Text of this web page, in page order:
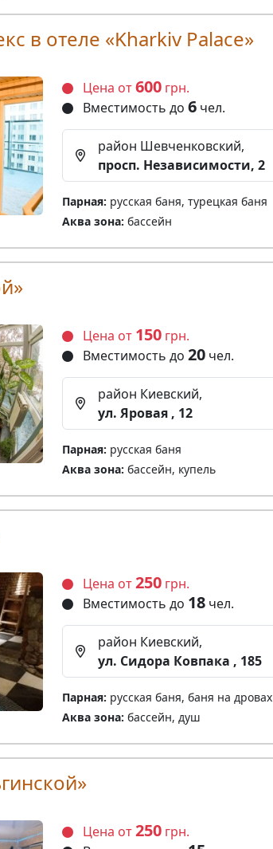
в отеле «Kharkiv Palace»
Цена от600грн.
Вместимость до 6чел.
район Шевченковский,
просп. Независимости, 2
Парная: русская баня, турецкая баня
Аква зона: бассейн
Цена от 150грн.
Вместимость до 20чел.
район Киевский,
ул. Яровая , 12
Парная: русская баня
Аква зона: бассейн, купель
Цена от250грн.
Вместимость до 18чел.
район Киевский,
ул. Сидора Ковпака , 185
Парная: русская баня, баня на дровах
Аква зона: бассейн, душ
Цена от250грн.